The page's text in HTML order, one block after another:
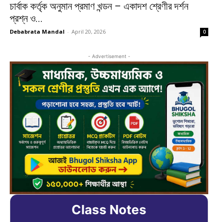
চার্বাক কর্তৃক অনুমান প্রমাণ খন্ডন – একাদশ শ্রেণীর দর্শন
প্রশ্ন ও...
Debabrata Mandal - April 20, 2026 0
- Advertisement -
Class Notes